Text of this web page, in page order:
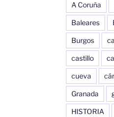
A Coruña
Baleares
Burgos
castillo
cueva
Granada
HISTORIA